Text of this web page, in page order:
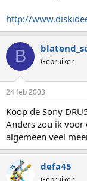
http://
B Gebruiker
24 feb 2003
Koop de Sony
Anders zou ik voor
algemeen veel
TS defa45